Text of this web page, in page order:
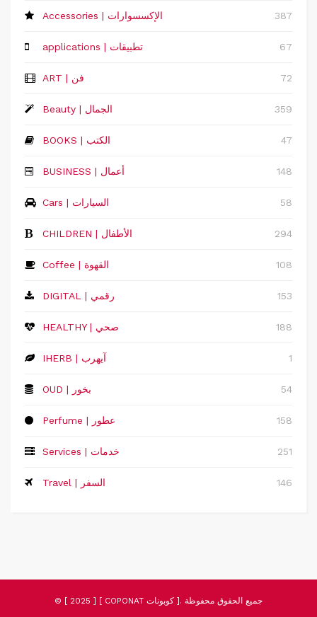
Accessories | الإكسسوارات 387
applications | تطبيقات 67
ART | فن 72
Beauty | الجمال 359
BOOKS | الكتب 47
‏BUSINESS | أعمال 148
Cars | السيارات 58
CHILDREN | الأطفال 294
Coffee | القهوة 108
DIGITAL | رقمي 153
HEALTHY | صحي 188
IHERB | آيهرب 1
OUD | بخور 54
Perfume | عطور 158
Services | خدمات 251
Travel | السفر 146
© [ 2025 ] [ COPONAT كوبونات ]. جميع الحقوق محفوظة